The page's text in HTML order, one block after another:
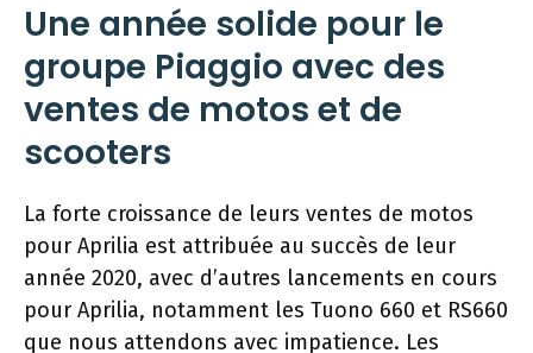
Une année solide pour le
groupe Piaggio avec des
ventes de motos et de
scooters
La forte croissance de leurs ventes de motos
pour Aprilia est attribuée au succès de leur
année 2020, avec d’autres lancements en cours
pour Aprilia, notamment les Tuono 660 et RS660
que nous attendons avec impatience. Les